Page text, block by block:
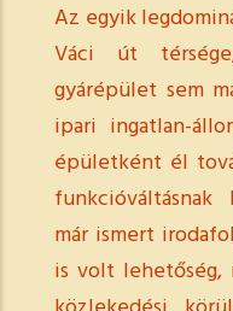
Az egyik
Váci út
gyárépület sem
ipari ingatlan-
épületként él
már ismert
is volt lehetőség,